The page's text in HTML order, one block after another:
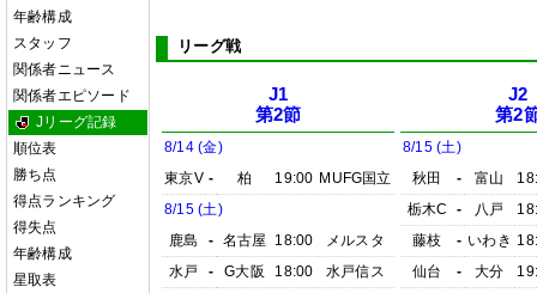
年齢構成
スタッフ
関係者ニュース
関係者エピソード
Jリーグ記録
順位表
勝ち点
得点ランキング
得失点
年齢構成
星取表
リーグ戦
J1
第2節
8/14 (金)
東京V - 柏 19:00 MUFG国立
8/15 (土)
鹿島
- 名古屋 18:00
メルスタ
水戸
- G大阪 18:00
水戸信ス
J2
第2
8/15 (土)
秋田
- 富山
栃木C
- 八戸
藤枝
- いわき
仙台
- 大分